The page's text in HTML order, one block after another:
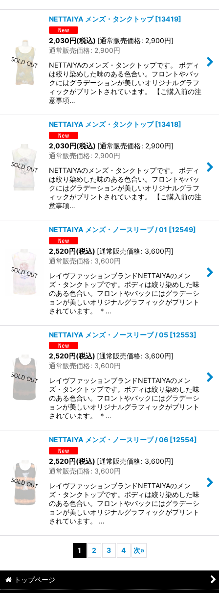
NETTAIYA メンズ・タンクトップ [13419]
2,030円(税込) [通常販売価格: 2,900円]
通常販売価格: 2,900円
NETTAIYAのメンズ・タンクトップです。 ボディ
は絞り染めした味のある色合い。フロントやバッ
クにはグラデーションが美しいオリジナルグラフ
ィックがプリントされています。 【ご購入前の注
意事項…
NETTAIYA メンズ・タンクトップ [13418]
2,030円(税込) [通常販売価格: 2,900円]
通常販売価格: 2,900円
NETTAIYAのメンズ・タンクトップです。 ボディ
は絞り染めした味のある色合い。フロントやバッ
クにはグラデーションが美しいオリジナルグラフ
ィックがプリントされています。 【ご購入前の注
意事項…
NETTAIYA メンズ・ノースリーブ / 01 [12549]
2,520円(税込) [通常販売価格: 3,600円]
通常販売価格: 3,600円
レイヴファッションブランドNETTAIYAのメン
ズ・タンクトップです。ボディは絞り染めした味
のある色合い。フロントやバックにはグラデーシ
ョンが美しいオリジナルグラフィックがプリント
されています。 ＊…
NETTAIYA メンズ・ノースリーブ / 05 [12553]
2,520円(税込) [通常販売価格: 3,600円]
通常販売価格: 3,600円
レイヴファッションブランドNETTAIYAのメン
ズ・タンクトップです。ボディは絞り染めした味
のある色合い。フロントやバックにはグラデーシ
ョンが美しいオリジナルグラフィックがプリント
されています。 ＊…
NETTAIYA メンズ・ノースリーブ / 06 [12554]
2,520円(税込) [通常販売価格: 3,600円]
通常販売価格: 3,600円
レイヴファッションブランドNETTAIYAのメン
ズ・タンクトップです。ボディは絞り染めした味
のある色合い。フロントやバックにはグラデーシ
ョンが美しいオリジナルグラフィックがプリント
されています。 …
1 2 3 4 次»
トップページ